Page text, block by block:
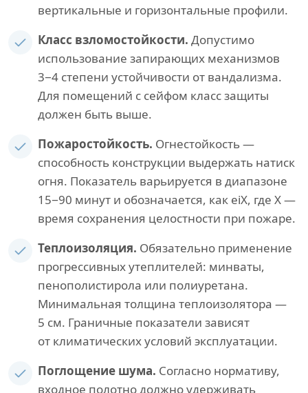
вертикальные и горизонтальные профили.
Класс взломостойкости. Допустимо
использование запирающих механизмов
3−4 степени устойчивости от вандализма.
Для помещений с сейфом класс защиты
должен быть выше.
Пожаростойкость. Огнестойкость —
способность конструкции выдержать натиск
огня. Показатель варьируется в диапазоне
15−90 минут и обозначается, как eiХ, где Х —
время сохранения целостности при пожаре.
Теплоизоляция. Обязательно применение
прогрессивных утеплителей: минваты,
пенополистирола или полиуретана.
Минимальная толщина теплоизолятора —
5 см. Граничные показатели зависят
от климатических условий эксплуатации.
Поглощение шума. Согласно нормативу,
входное полотно должно удерживать